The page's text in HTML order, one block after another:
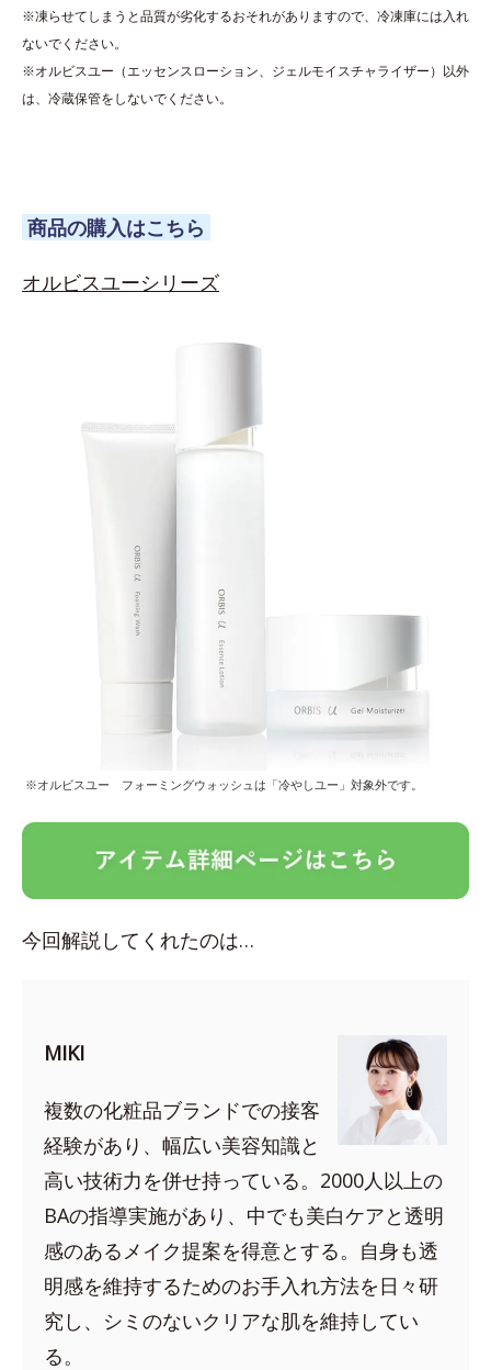
※凍らせてしまうと品質が劣化するおそれがありますので、冷凍庫には入れ
ないでください。
※オルビスユー（エッセンスローション、ジェルモイスチャライザー）以外
は、冷蔵保管をしないでください。
商品の購入はこちら
オルビスユーシリーズ
※オルビスユー フォーミングウォッシュは「冷やしユー」対象外です。
今回解説してくれたのは…
MIKI
複数の化粧品ブランドでの接客
経験があり、幅広い美容知識と
高い技術力を併せ持っている。2000人以上の
BAの指導実施があり、中でも美白ケアと透明
感のあるメイク提案を得意とする。自身も透
明感を維持するためのお手入れ方法を日々研
究し、シミのないクリアな肌を維持してい
る。